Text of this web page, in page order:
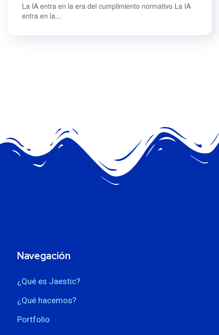
La IA entra en la era del cumplimiento normativo La IA
entra en la...
Navegación
¿Qué es Jaestic?
¿Qué hacemos?
Portfolio